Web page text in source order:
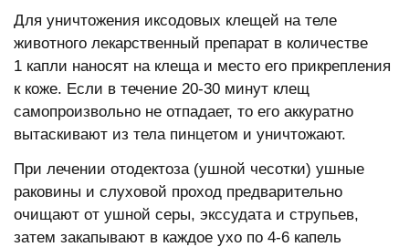
Для уничтожения иксодовых клещей на теле
животного лекарственный препарат в количестве
1 капли наносят на клеща и место его прикрепления
к коже. Если в течение 20-30 минут клещ
самопроизвольно не отпадает, то его аккуратно
вытаскивают из тела пинцетом и уничтожают.
При лечении отодектоза (ушной чесотки) ушные
раковины и слуховой проход предварительно
очищают от ушной серы, экссудата и струпьев,
затем закапывают в каждое ухо по 4-6 капель